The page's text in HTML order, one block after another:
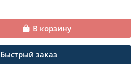
В корзину
Быстрый заказ